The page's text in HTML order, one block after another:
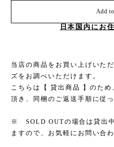
Add
日本国内にお
当店の商品をお買い上げいた
ズをお調べいただけます。
こちらは【 貸出商品 】のため
頂き、同梱のご返送手順に従
※ SOLD OUTの場合は貸出中
ますので、お気軽にお問い合